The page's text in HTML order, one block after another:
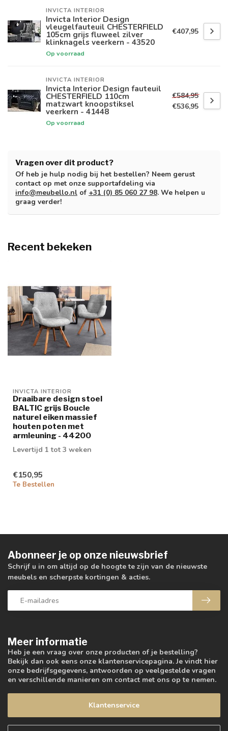
INVICTA INTERIOR
Invicta Interior Design
vleugelfauteuil CHESTERFIELD
105cm grijs fluweel zilver
klinknagels veerkern - 43520
Op voorraad
€407,95
INVICTA INTERIOR
Invicta Interior Design fauteuil
CHESTERFIELD 110cm
matzwart knoopstiksel
veerkern - 41448
Op voorraad
€584,95
€536,95
Vragen over dit product?
Of heb je hulp nodig bij het bestellen? Neem gerust
contact op met onze supportafdeling via
info@meubello.nl of +31 (0) 85 060 27 98. We helpen u
graag verder!
Recent bekeken
INVICTA INTERIOR
Draaibare design stoel
BALTIC grijs Boucle
naturel eiken massief
houten poten met
armleuning - 44200
Levertijd 1 tot 3 weken
€150,95
Te Bestellen
Meer informatie
Heb je een vraag over onze producten of je bestelling?
Bekijk dan ook eens onze klantenservicepagina. Je vindt hier
onze bedrijfsgegevens, antwoorden op veelgestelde vragen
en verschillende manieren om contact met ons op te nemen.
Klantenservice
Abonneer je op onze nieuwsbrief
Schrijf u in om altijd op de hoogte te zijn van de nieuwste
meubels en scherpste kortingen & acties.